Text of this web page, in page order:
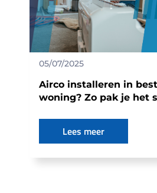
05/07/2025
Airco installeren in
woning? Zo pak je het
Lees meer